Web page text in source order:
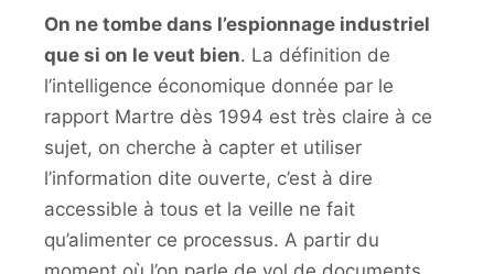
On ne tombe dans l’espionnage industriel
que si on le veut bien. La définition de
l’intelligence économique donnée par le
rapport Martre dès 1994 est très claire à ce
sujet, on cherche à capter et utiliser
l’information dite ouverte, c’est à dire
accessible à tous et la veille ne fait
qu’alimenter ce processus. A partir du